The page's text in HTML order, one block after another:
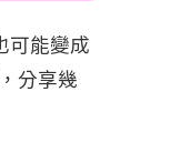
可能變成
分享幾